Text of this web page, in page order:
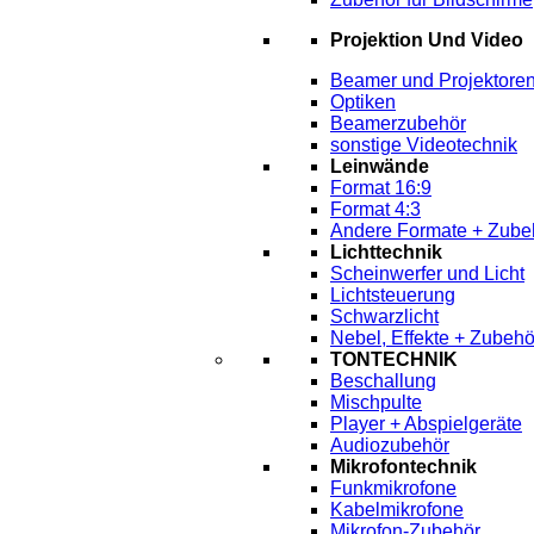
Projektion Und Video
Beamer und Projektoren
Optiken
Beamerzubehör
sonstige Videotechnik
Leinwände
Format 16:9
Format 4:3
Andere Formate +
Lichttechnik
Scheinwerfer und Licht
Lichtsteuerung
Schwarzlicht
Nebel, Effekte +
TONTECHNIK
Beschallung
Mischpulte
Player + Abspielgeräte
Audiozubehör
Mikrofontechnik
Funkmikrofone
Kabelmikrofone